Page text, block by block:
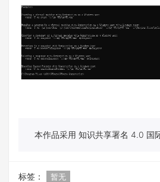
本作品采用 知识共享署名 4.0 国
标签： 暂无